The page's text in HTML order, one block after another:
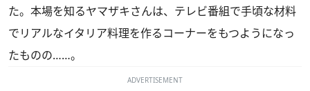
た。本場を知るヤマザキさんは、テレビ番組で手頃な材料
でリアルなイタリア料理を作るコーナーをもつようになっ
たものの……。
ADVERTISEMENT